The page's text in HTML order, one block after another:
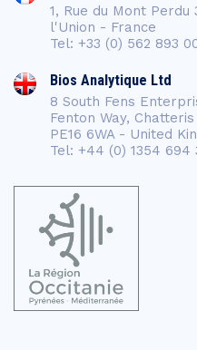
1, Rue du Mont Perdu
l'Union - France
Tel: +33 (0) 562 893
Bios Analytique Ltd
8 South Fens
Fenton Way,
PE16 6WA - United
Tel: +44 (0) 1354 694